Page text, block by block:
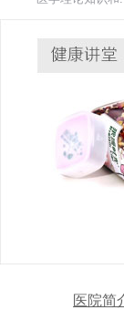
医院简